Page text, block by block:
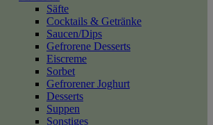
Säfte
Cocktails & Getränke
Saucen/Dips
Gefrorene Desserts
Eiscreme
Sorbet
Gefrorener Joghurt
Desserts
Suppen
Sonstiges